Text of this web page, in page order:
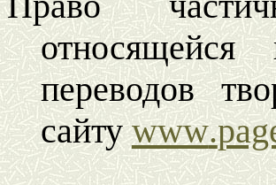
переводов
сайтуwww.